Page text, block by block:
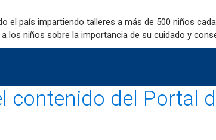
el país impartiendo talleres a más de 500 niños
los niños sobre la importancia de su cuidado y
contenido del Portal